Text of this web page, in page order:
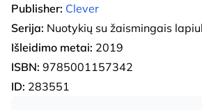
Publisher: Clever
Serija: Nuotykių su žaismingais
Išleidimo metai: 2019
ISBN: 9785001157342
ID: 283551